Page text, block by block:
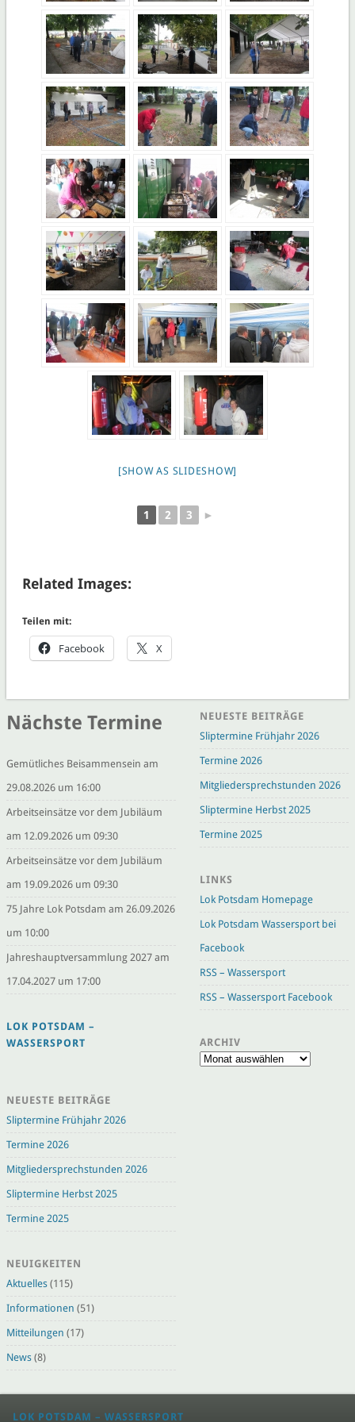
[SHOW AS SLIDESHOW]
1 2 3 ►
Related Images:
Teilen mit:
Facebook X
Nächste Termine
Gemütliches Beisammensein am
29.08.2026 um 16:00
Arbeitseinsätze vor dem Jubiläum
am 12.09.2026 um 09:30
Arbeitseinsätze vor dem Jubiläum
am 19.09.2026 um 09:30
75 Jahre Lok Potsdam am 26.09.2026
um 10:00
Jahreshauptversammlung 2027 am
17.04.2027 um 17:00
LOK POTSDAM –
WASSERSPORT
NEUESTE BEITRÄGE
Sliptermine Frühjahr 2026
Termine 2026
Mitgliedersprechstunden 2026
Sliptermine Herbst 2025
Termine 2025
NEUIGKEITEN
Aktuelles(115)
Informationen (51)
Mitteilungen (17)
News(8)
NEUESTE BEITRÄGE
Sliptermine Frühjahr 2026
Termine 2026
Mitgliedersprechstunden 2026
Sliptermine Herbst 2025
Termine 2025
LINKS
Lok Potsdam Homepage
Lok Potsdam Wassersport bei
Facebook
RSS – Wassersport
RSS – Wassersport Facebook
ARCHIV
Archiv
LOK POTSDAM – WASSERSPORT